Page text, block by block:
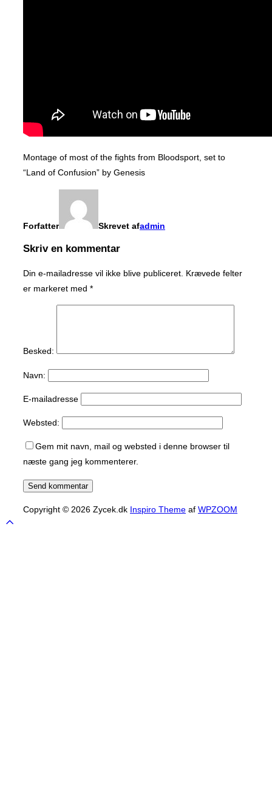
Montage of most of the fights from Bloodsport, set to
“Land of Confusion” by Genesis
Forfatter Skrevet afadmin
Skriv en kommentar
Din e-mailadresse vil ikke blive publiceret. Krævede felter
er markeret med *
Besked:
Navn:
E-mailadresse
Websted:
Gem mit navn, mail og websted i denne browser til
næste gang jeg kommenterer.
Copyright © 2026 Zycek.dk Inspiro Theme af WPZOOM